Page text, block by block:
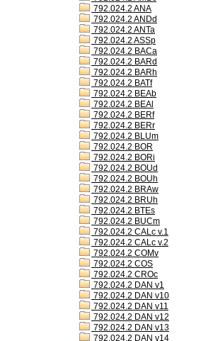
792.024.2 ANA
792.024.2 ANDd
792.024.2 ANTa
792.024.2 ASSp
792.024.2 BACa
792.024.2 BARd
792.024.2 BARh
792.024.2 BATf
792.024.2 BEAb
792.024.2 BEAl
792.024.2 BERf
792.024.2 BERr
792.024.2 BLUm
792.024.2 BOR
792.024.2 BORi
792.024.2 BOUd
792.024.2 BOUh
792.024.2 BRAw
792.024.2 BRUh
792.024.2 BTEs
792.024.2 BUCm
792.024.2 CALc v.1
792.024.2 CALc v.2
792.024.2 COMv
792.024.2 COS
792.024.2 CROc
792.024.2 DAN v1
792.024.2 DAN v10
792.024.2 DAN v11
792.024.2 DAN v12
792.024.2 DAN v13
792.024.2 DAN v14